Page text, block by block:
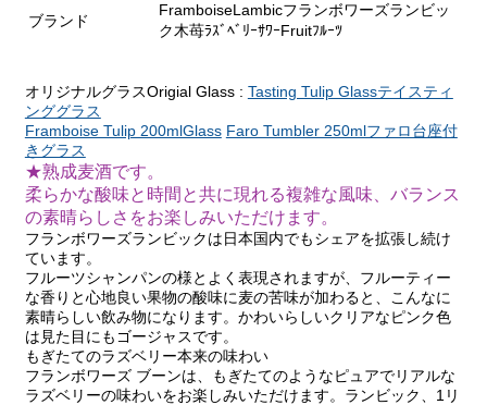
ブランド
FramboiseLambicフランボワーズランビッ
ク木苺ﾗｽﾞﾍﾞﾘｰｻﾜｰFruitﾌﾙｰﾂ
オリジナルグラスOrigial Glass : Tasting Tulip Glassテイスティ
ンググラス
Framboise Tulip 200mlGlass Faro Tumbler 250mlファロ台座付
きグラス
★熟成麦酒です。
柔らかな酸味と時間と共に現れる複雑な風味、バランス
の素晴らしさをお楽しみいただけます。
フランボワーズランビックは日本国内でもシェアを拡張し続け
ています。
フルーツシャンパンの様とよく表現されますが、フルーティー
な香りと心地良い果物の酸味に麦の苦味が加わると、こんなに
素晴らしい飲み物になります。かわいらしいクリアなピンク色
は見た目にもゴージャスです。
もぎたてのラズベリー本来の味わい
フランボワーズ ブーンは、もぎたてのようなピュアでリアルな
ラズベリーの味わいをお楽しみいただけます。ランビック、1リ